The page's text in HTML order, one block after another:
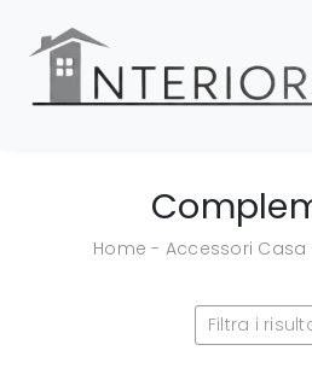
Home - Accessori Casa
Filtra i